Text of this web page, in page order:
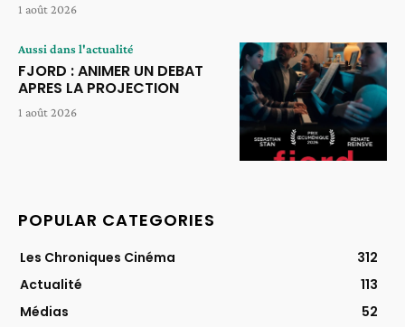
1 août 2026
Aussi dans l'actualité
FJORD : ANIMER UN DEBAT
APRES LA PROJECTION
1 août 2026
POPULAR CATEGORIES
Les Chroniques Cinéma
312
Actualité
113
Médias
52